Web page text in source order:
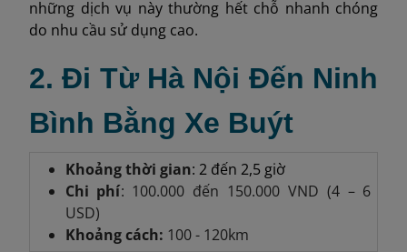
những dịch vụ này thường hết chỗ nhanh chóng
do nhu cầu sử dụng cao.
2. Đi Từ Hà Nội Đến Ninh
Bình Bằng Xe Buýt
Khoảng thời gian: 2 đến 2,5 giờ
Chi phí: 100.000 đến 150.000 VND (4 – 6
USD)
Khoảng cách: 100 - 120km